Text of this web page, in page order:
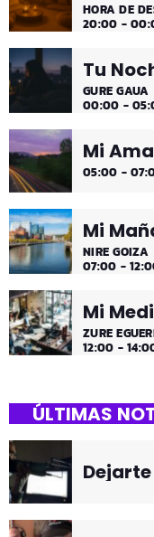
HORA DE
20:00 -
Tu
GURE GAUA
00:00 -
Mi
05:00 -
Mi
NIRE GOIZA
07:00 -
Mi
ZURE
12:00 -
ÚLTIMAS